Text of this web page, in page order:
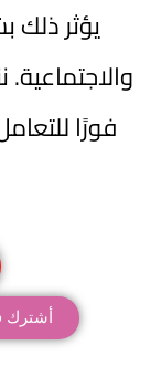
يؤثر ذلك
فورًا
أشترك